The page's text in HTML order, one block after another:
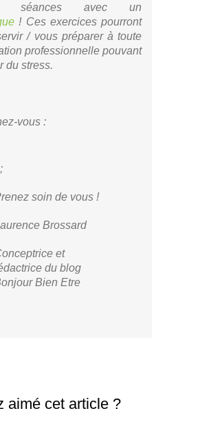
séances avec un
! Ces exercices pourront
/ vous préparer à toute
professionnelle pouvant
du stress.
vous :
soin de vous !
Brossard
et
du blog
Bien Etre
aimé cet article ?